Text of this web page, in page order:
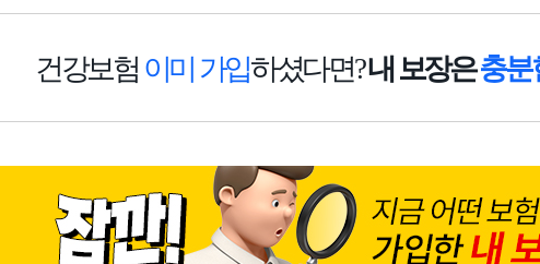
건강보험 이미 가입하셨다면?내 보장은충분